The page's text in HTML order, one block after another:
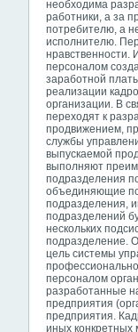
необходима
работники, а за
потребителю, а
исполнителю.
нравственности.
персоналом
заработной
реализации
организации. В
переходят к
продвижением,
службы
выпускаемой
выполняют
подразделения
объединяющие
подразделения,
подразделений
нескольких
подразделение.
цель системы
персоналом
разработанные
предприятия
предприятия.
иных конкретных